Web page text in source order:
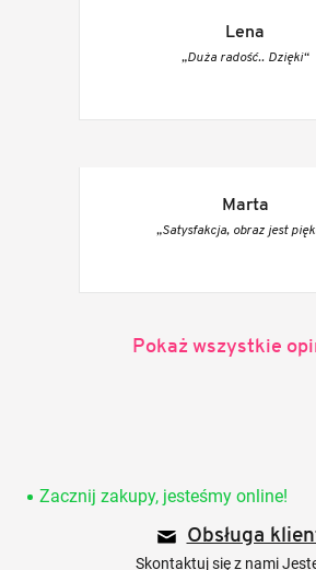
Lena
„Duża radość.. Dzięki“
Marta
„Satysfakcja, obraz jest
Pokaż wszystkie
Zacznij zakupy, jesteśmy online!
Obsługa
Skontaktuj się z nami